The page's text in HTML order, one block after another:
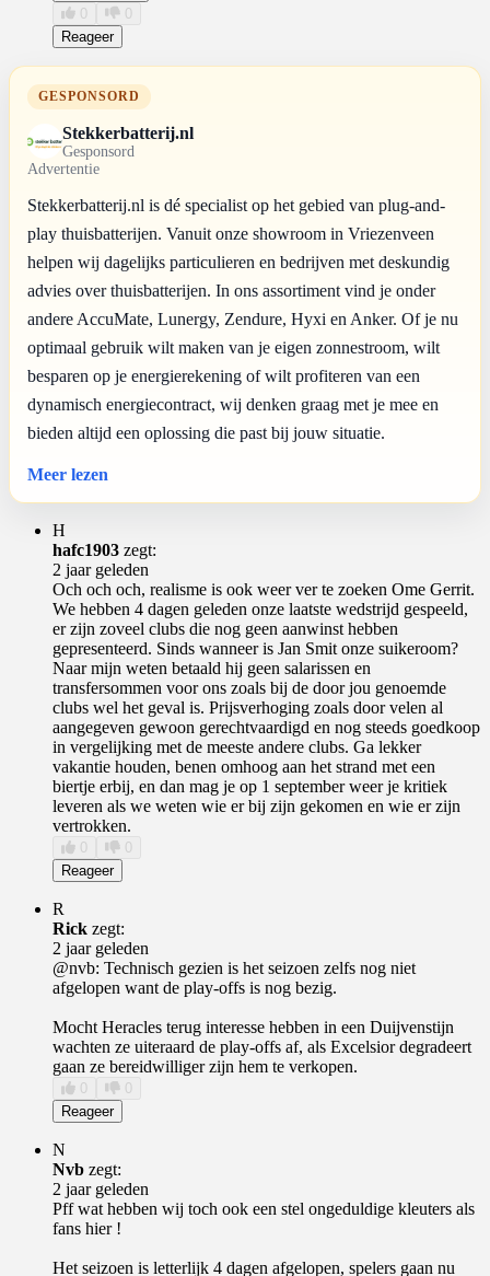
0
0
Reageer
GESPONSORD
Stekkerbatterij.nl
Gesponsord
Advertentie
Stekkerbatterij.nl is dé specialist op het gebied van plug-and-
play thuisbatterijen. Vanuit onze showroom in Vriezenveen
helpen wij dagelijks particulieren en bedrijven met deskundig
advies over thuisbatterijen. In ons assortiment vind je onder
andere AccuMate, Lunergy, Zendure, Hyxi en Anker. Of je nu
optimaal gebruik wilt maken van je eigen zonnestroom, wilt
besparen op je energierekening of wilt profiteren van een
dynamisch energiecontract, wij denken graag met je mee en
bieden altijd een oplossing die past bij jouw situatie.
Meer lezen
H
hafc1903 zegt:
2 jaar geleden
Och och och, realisme is ook weer ver te zoeken Ome Gerrit.
We hebben 4 dagen geleden onze laatste wedstrijd gespeeld,
er zijn zoveel clubs die nog geen aanwinst hebben
gepresenteerd. Sinds wanneer is Jan Smit onze suikeroom?
Naar mijn weten betaald hij geen salarissen en
transfersommen voor ons zoals bij de door jou genoemde
clubs wel het geval is. Prijsverhoging zoals door velen al
aangegeven gewoon gerechtvaardigd en nog steeds goedkoop
in vergelijking met de meeste andere clubs. Ga lekker
vakantie houden, benen omhoog aan het strand met een
biertje erbij, en dan mag je op 1 september weer je kritiek
leveren als we weten wie er bij zijn gekomen en wie er zijn
vertrokken.
0
0
Reageer
R
Rick zegt:
2 jaar geleden
@nvb: Technisch gezien is het seizoen zelfs nog niet
afgelopen want de play-offs is nog bezig.
Mocht Heracles terug interesse hebben in een Duijvenstijn
wachten ze uiteraard de play-offs af, als Excelsior degradeert
gaan ze bereidwilliger zijn hem te verkopen.
0
0
Reageer
N
Nvb zegt:
2 jaar geleden
Pff wat hebben wij toch ook een stel ongeduldige kleuters als
fans hier !
Het seizoen is letterlijk 4 dagen afgelopen, spelers gaan nu